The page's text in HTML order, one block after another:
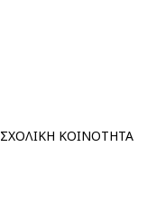
ΚΟΙΝΟΤΗΤΑ